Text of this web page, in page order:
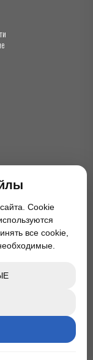
Cookie
все cookie,